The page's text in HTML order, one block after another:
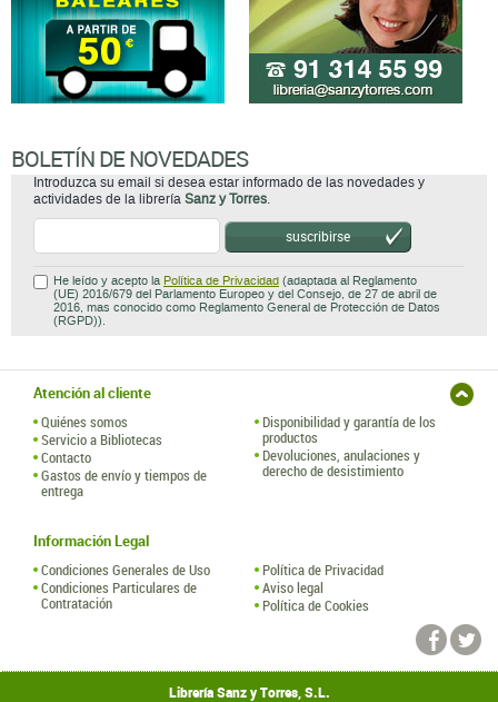
BOLETÍN DE NOVEDADES
Introduzca su email si desea estar informado de las novedades y
actividades de la librería Sanz y Torres.
suscribirse
He leído y acepto la Política de Privacidad (adaptada al Reglamento
(UE) 2016/679 del Parlamento Europeo y del Consejo, de 27 de abril de
2016, mas conocido como Reglamento General de Protección de Datos
(RGPD)).
Atención al cliente
Quiénes somos
Servicio a Bibliotecas
Contacto
Gastos de envío y tiempos de
entrega
Disponibilidad y garantía de los
productos
Devoluciones, anulaciones y
derecho de desistimiento
Información Legal
Condiciones Generales de Uso
Condiciones Particulares de
Contratación
Política de Privacidad
Aviso legal
Política de Cookies
Librería Sanz y Torres, S.L.